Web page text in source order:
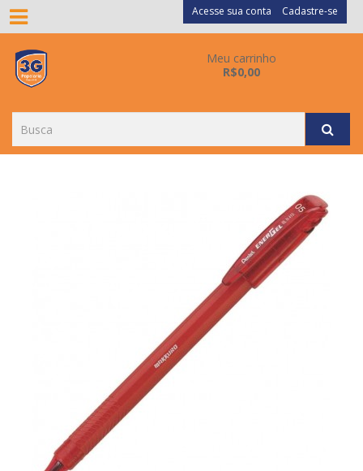
Acesse sua conta Cadastre-se
Meu carrinho
R$0,00